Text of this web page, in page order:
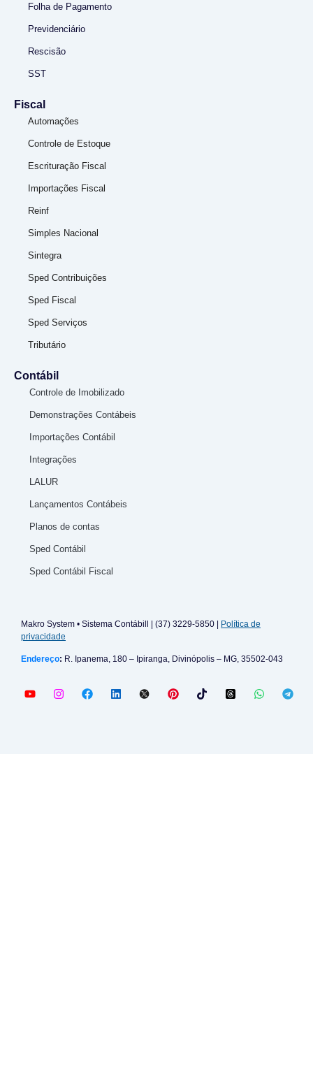
Folha de Pagamento
Previdenciário
Rescisão
SST
Fiscal
Automações
Controle de Estoque
Escrituração Fiscal
Importações Fiscal
Reinf
Simples Nacional
Sintegra
Sped Contribuições
Sped Fiscal
Sped Serviços
Tributário
Contábil
Controle de Imobilizado
Demonstrações Contábeis
Importações Contábil
Integrações
LALUR
Lançamentos Contábeis
Planos de contas
Sped Contábil
Sped Contábil Fiscal
Makro System • Sistema Contábill | (37) 3229-5850 |
Política de
privacidade
Endereço: R. Ipanema, 180 – Ipiranga, Divinópolis – MG, 35502-043